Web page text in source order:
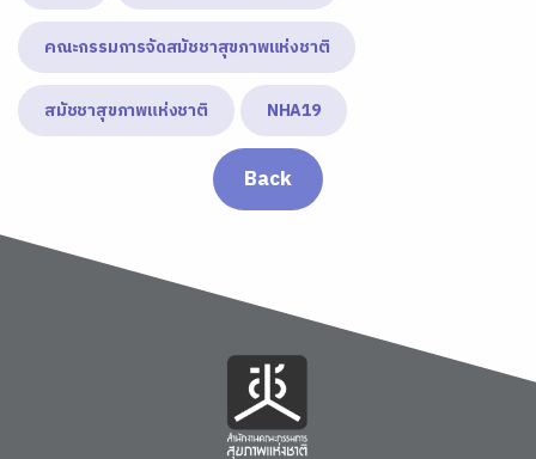
คณะกรรมการจัดสมัชชาสุขภาพแห่งชาติ
สมัชชาสุขภาพแห่งชาติ NHA19
Back